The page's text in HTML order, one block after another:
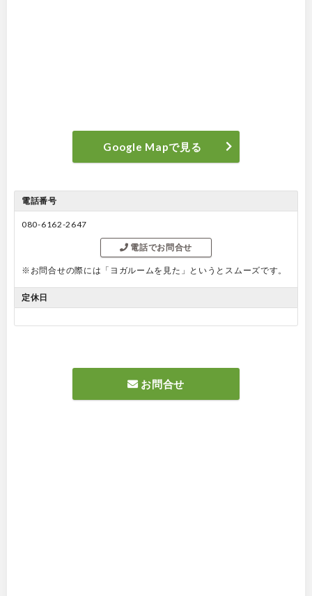
Google Mapで見る
電話番号
080-6162-2647
電話でお問合せ
※お問合せの際には「ヨガルームを見た」というとスムーズです。
定休日
お問合せ